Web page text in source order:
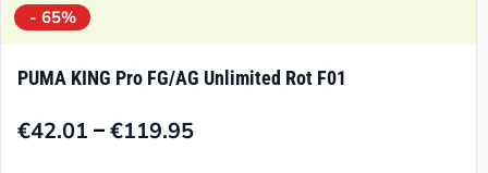
- 65%
PUMA KING Pro FG/AG Unlimited Rot F01
€42.01 –€119.95
Preisspanne: